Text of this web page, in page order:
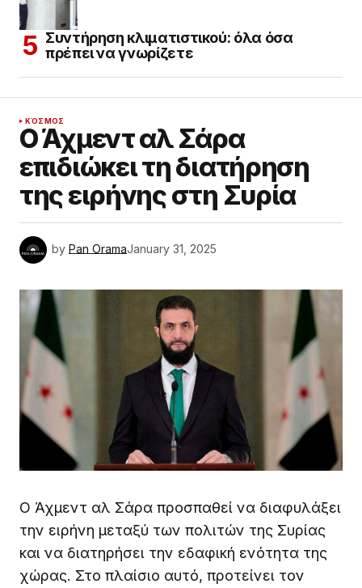
Συντήρηση κλιματιστικού: όλα όσα
πρέπει να γνωρίζετε
ΚΌΣΜΟΣ
Ο Άχμεντ αλ Σάρα
επιδιώκει τη διατήρηση
της ειρήνης στη Συρία
by Pan OramaJanuary 31, 2025
Ο Άχμεντ αλ Σάρα προσπαθεί να διαφυλάξει
την ειρήνη μεταξύ των πολιτών της Συρίας
και να διατηρήσει την εδαφική ενότητα της
χώρας. Στο πλαίσιο αυτό, προτείνει τον